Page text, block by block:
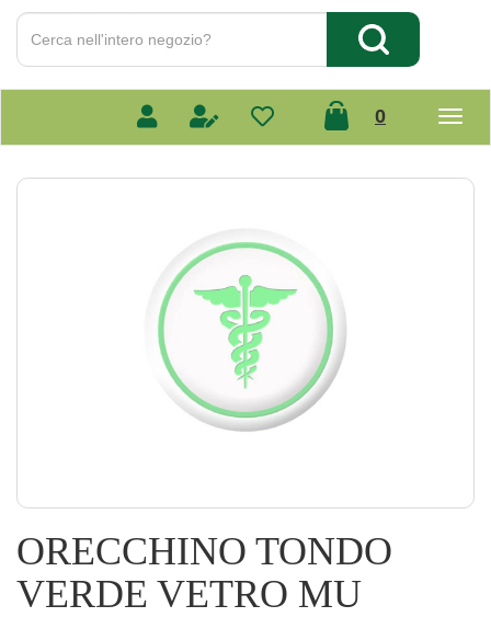
Cerca
Prodotto
Cerca Prodotto
0prodotti
ORECCHINO TONDO
VERDE VETRO MU